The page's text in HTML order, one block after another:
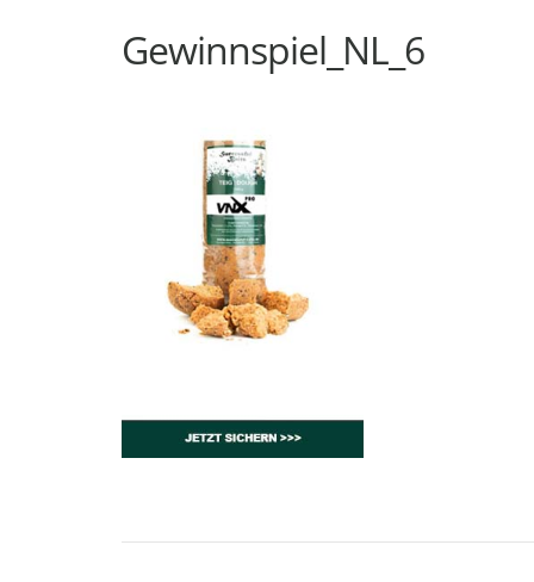
Gewinnspiel_NL_6